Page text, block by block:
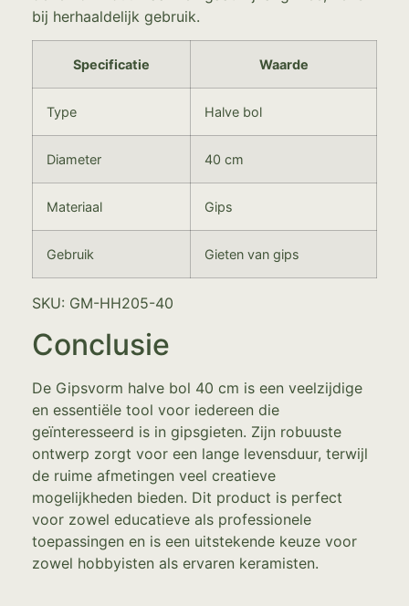
bij herhaaldelijk gebruik.
Specificatie Waarde
Type Halve bol
Diameter 40 cm
Materiaal Gips
Gebruik Gieten van gips
SKU: GM-HH205-40
Conclusie
De Gipsvorm halve bol 40 cm is een veelzijdige
en essentiële tool voor iedereen die
geïnteresseerd is in gipsgieten. Zijn robuuste
ontwerp zorgt voor een lange levensduur, terwijl
de ruime afmetingen veel creatieve
mogelijkheden bieden. Dit product is perfect
voor zowel educatieve als professionele
toepassingen en is een uitstekende keuze voor
zowel hobbyisten als ervaren keramisten.